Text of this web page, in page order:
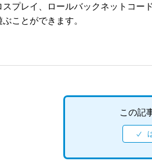
スプレイ、ロールバックネットコー
ぶことができます。
この記